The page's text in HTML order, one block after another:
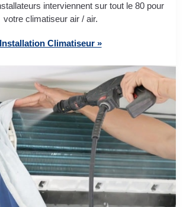
interviennent sur tout le 80 pour
votre climatiseur air / air.
Installation Climatiseur »